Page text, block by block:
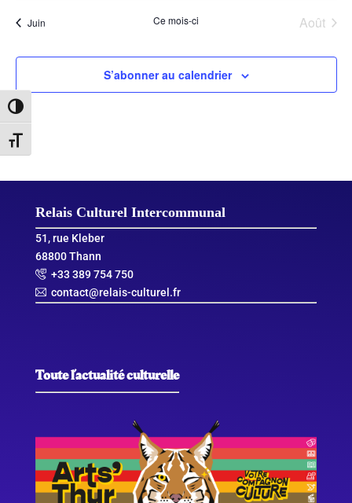
Passer en contraste élevé
Changer la taille de la police
Juin Ce mois-ci Août
S’abonner au calendrier
Relais Culturel Intercommunal
51, rue Kleber
68800 Thann
+33 389 754 750
contact@relais-culturel.fr
Toute l’actualité culturelle